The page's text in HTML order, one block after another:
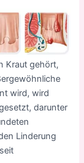
Kraut gehört,
wird, wird
darunter
Linderung